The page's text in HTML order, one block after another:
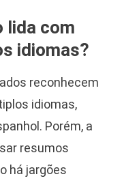
lida com
idiomas?
reconhecem
idiomas,
Porém, a
resumos
há jargões